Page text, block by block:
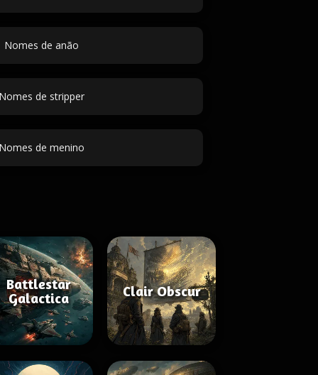
Nomes de anão
Nomes de stripper
Nomes de menino
Battlestar
Galactica
Clair Obscur